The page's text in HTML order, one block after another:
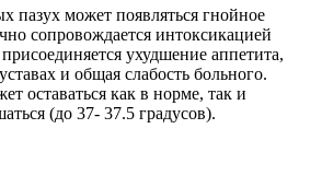
пазух может появляться гнойное
сопровождается интоксикацией
ухудшение аппетита,
и общая слабость больного.
оставаться как в норме, так и
(до 37- 37.5 градусов).